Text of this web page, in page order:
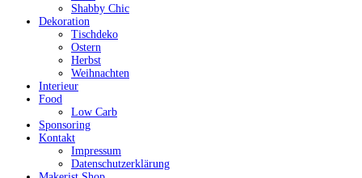
Shabby Chic
Dekoration
Tischdeko
Ostern
Herbst
Weihnachten
Interieur
Food
Low Carb
Sponsoring
Kontakt
Impressum
Datenschutzerklärung